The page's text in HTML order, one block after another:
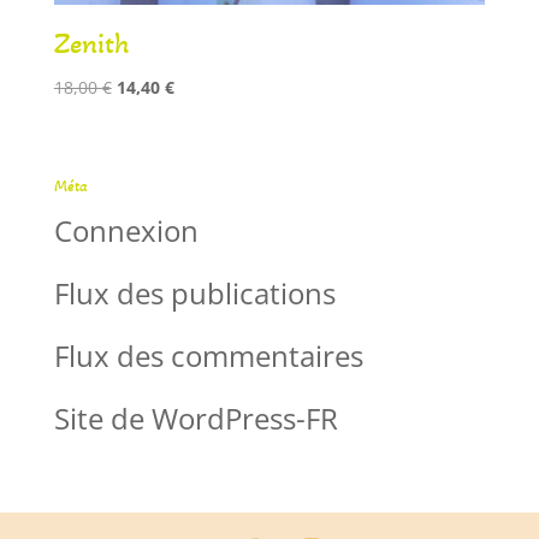
Zenith
18,00€ Le
14,40 €Le
Méta
Connexion
Flux des publications
Flux des commentaires
Site de WordPress-FR